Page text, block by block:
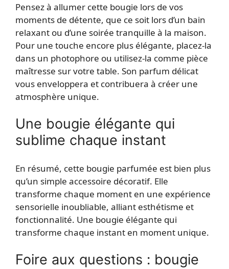
Pensez à allumer cette bougie lors de vos
moments de détente, que ce soit lors d’un bain
relaxant ou d’une soirée tranquille à la maison.
Pour une touche encore plus élégante, placez-la
dans un photophore ou utilisez-la comme pièce
maîtresse sur votre table. Son parfum délicat
vous enveloppera et contribuera à créer une
atmosphère unique.
Une bougie élégante qui
sublime chaque instant
En résumé, cette bougie parfumée est bien plus
qu’un simple accessoire décoratif. Elle
transforme chaque moment en une expérience
sensorielle inoubliable, alliant esthétisme et
fonctionnalité. Une bougie élégante qui
transforme chaque instant en moment unique.
Foire aux questions : bougie